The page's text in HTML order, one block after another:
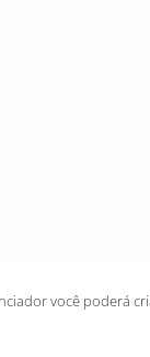
você poderá